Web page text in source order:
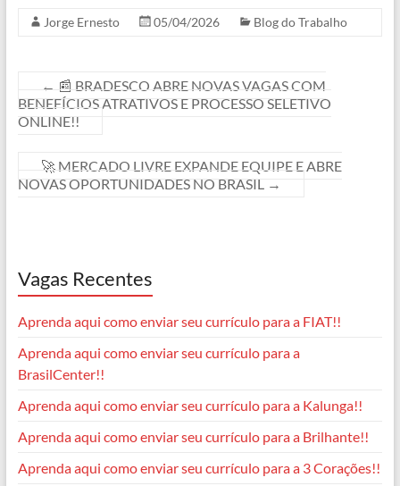
Jorge Ernesto 05/04/2026 Blog do Trabalho
← 📰 BRADESCO ABRE NOVAS VAGAS COM
BENEFÍCIOS ATRATIVOS E PROCESSO SELETIVO
ONLINE!!
🚀 MERCADO LIVRE EXPANDE EQUIPE E ABRE
NOVAS OPORTUNIDADES NO BRASIL →
Vagas Recentes
Aprenda aqui como enviar seu currículo para a FIAT!!
Aprenda aqui como enviar seu currículo para a
BrasilCenter!!
Aprenda aqui como enviar seu currículo para a Kalunga!!
Aprenda aqui como enviar seu currículo para a Brilhante!!
Aprenda aqui como enviar seu currículo para a 3 Corações!!